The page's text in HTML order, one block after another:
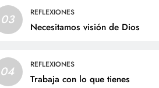
03 REFLEXIONES
Necesitamos visión de Dios
04 REFLEXIONES
Trabaja con lo que tienes